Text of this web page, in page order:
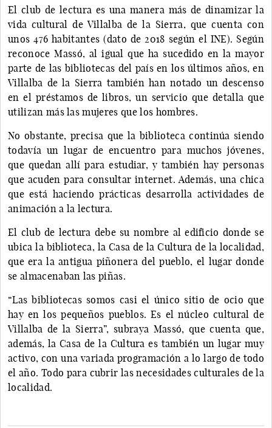
El club de lectura es una manera más de dinamizar la
vida cultural de Villalba de la Sierra, que cuenta con
unos 476 habitantes (dato de 2018 según el INE). Según
reconoce Massó, al igual que ha sucedido en la mayor
parte de las bibliotecas del país en los últimos años, en
Villalba de la Sierra también han notado un descenso
en el préstamos de libros, un servicio que detalla que
utilizan más las mujeres que los hombres.
No obstante, precisa que la biblioteca continúa siendo
todavía un lugar de encuentro para muchos jóvenes,
que quedan allí para estudiar, y también hay personas
que acuden para consultar internet. Además, una chica
que está haciendo prácticas desarrolla actividades de
animación a la lectura.
El club de lectura debe su nombre al edificio donde se
ubica la biblioteca, la Casa de la Cultura de la localidad,
que era la antigua piñonera del pueblo, el lugar donde
se almacenaban las piñas.
“Las bibliotecas somos casi el único sitio de ocio que
hay en los pequeños pueblos. Es el núcleo cultural de
Villalba de la Sierra”, subraya Massó, que cuenta que,
además, la Casa de la Cultura es también un lugar muy
activo, con una variada programación a lo largo de todo
el año. Todo para cubrir las necesidades culturales de la
localidad.